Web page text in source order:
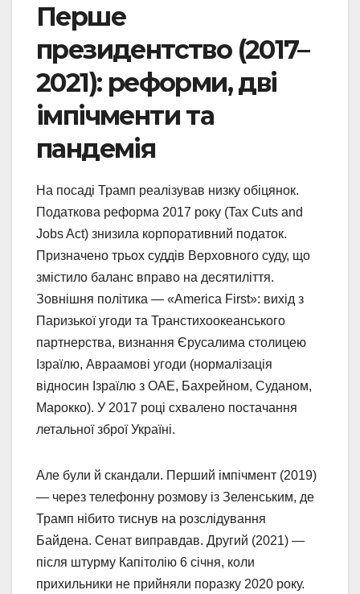
Перше
президентство (2017–
2021): реформи, дві
імпічменти та
пандемія
На посаді Трамп реалізував низку обіцянок.
Податкова реформа 2017 року (Tax Cuts and
Jobs Act) знизила корпоративний податок.
Призначено трьох суддів Верховного суду, що
змістило баланс вправо на десятиліття.
Зовнішня політика — «America First»: вихід з
Паризької угоди та Транстихоокеанського
партнерства, визнання Єрусалима столицею
Ізраїлю, Авраамові угоди (нормалізація
відносин Ізраїлю з ОАЕ, Бахрейном, Суданом,
Марокко). У 2017 році схвалено постачання
летальної зброї Україні.
Але були й скандали. Перший імпічмент (2019)
— через телефонну розмову із Зеленським, де
Трамп нібито тиснув на розслідування
Байдена. Сенат виправдав. Другий (2021) —
після штурму Капітолію 6 січня, коли
прихильники не прийняли поразку 2020 року.